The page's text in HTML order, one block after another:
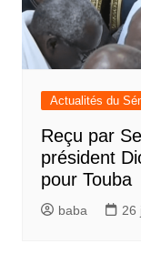
Actualités du
Reçu par
président
pour Touba
baba 26